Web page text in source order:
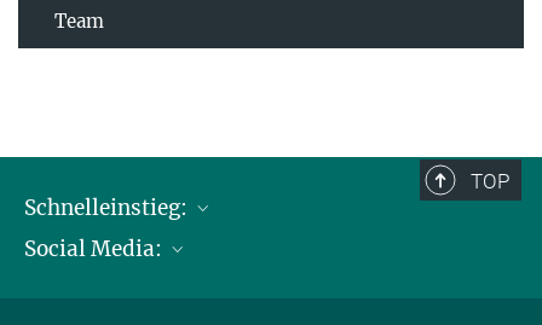
Team
TOP
Schnelleinstieg:
Publikationen
Social Media: